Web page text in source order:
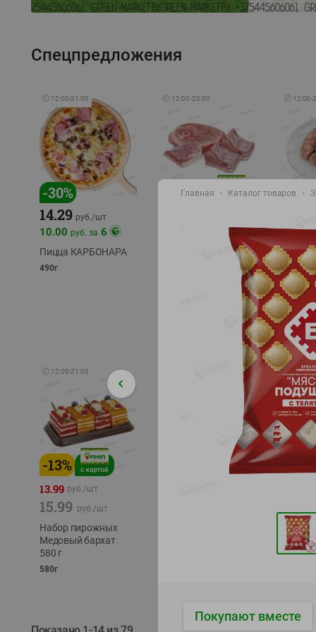
Спецпредложения
🕘 12:00-21:00
-30%
14.29 руб./шт
10.00 руб. за 6
Пицца КАРБОНАРА
490г
🕘 12:00-20:00
охлажденный 1 кг
🕘 12:00-
-17%
11.99
охлажд
🕘 12:00-21:00
-13%
13.99 руб./шт
15.99 руб./шт
Набор пирожных
Медовый бархат
580 г
580г
-24%
230г
Главная Каталог товаров
Покупают вместе